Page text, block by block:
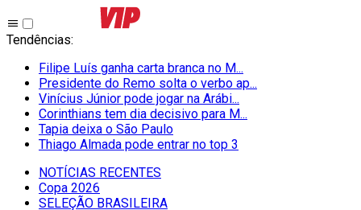
Tendências:
Filipe Luís ganha carta branca no M...
Presidente do Remo solta o verbo ap...
Vinícius Júnior pode jogar na Arábi...
Corinthians tem dia decisivo para M...
Tapia deixa o São Paulo
Thiago Almada pode entrar no top 3
NOTÍCIAS RECENTES
Copa 2026
SELEÇÃO BRASILEIRA